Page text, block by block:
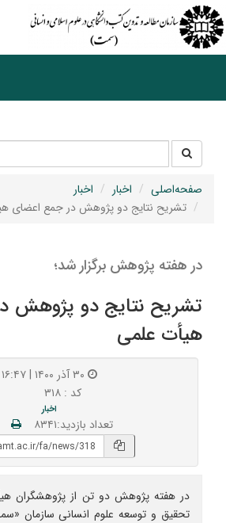
جستجو
در
سایت
صفحه‌اصلی اخبار
اخبار
تشریح نتایج دو پژوهش در جمع اعضای
در هفته پژوهش برگزار شد؛
تشریح نتایج دو پژوهش
هیأت علمی
کد : ۳۱۸
اخبار
تعداد بازدید:۸۳۴۱
در هفته پژوهش دو تن از پژوهشگران
تحقیق و توسعه علوم انسانی سازمان